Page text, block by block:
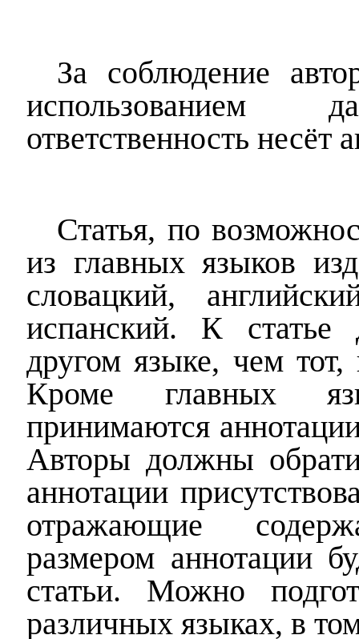
За соблюдение
использованием
ответственность несёт
Статья, по
из главных языков
словацкий,
испанский. К статье
другом языке, чем тот,
Кроме главных
принимаются аннотаци
Авторы должны
аннотации
отражающие
размером аннотации
статьи. Можно
различных языках, в